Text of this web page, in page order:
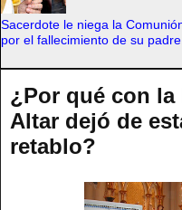
Sacerdote le niega la
por el fallecimiento de su padre.
¿Por qué con
Altar dejó de
retablo?